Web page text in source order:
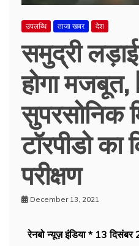
उपलब्धि ताजा खबर देश
समुद्री
होगा मजबूत,
सुपरसोनिक
टॉरपीडो
परीक्षण
December 13, 2021
रेनबो न्यूज़ इंडिया * 13